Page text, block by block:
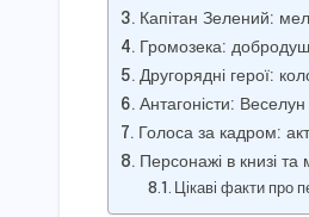
Капітан Зелений:
Громозека:
Другорядні герої:
Антагоністи:
Голоса за кадром:
Персонажі в книзі та
Цікаві факти про